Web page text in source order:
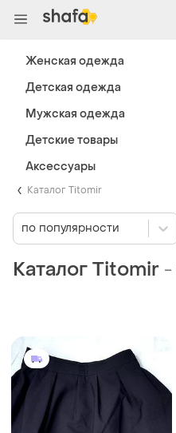
Каталог Titomir
Каталог Titomir -
по популярности
Женская одежда
Детская одежда
Мужская одежда
Детские товары
Аксессуары